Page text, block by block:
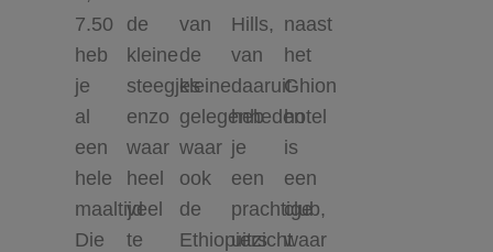
7.50
heb
je
al
een
hele
maaltijd
Die
de
kleine
steegjes
enzo
waar
heel
veel
te
van
de
kleine
gelegenheden
waar
ook
de
Ethiopiers
Hills,
van
daaruit
heb
je
een
prachtige
uitzicht
naast
het
Ghion
hotel
is
een
club,
waar